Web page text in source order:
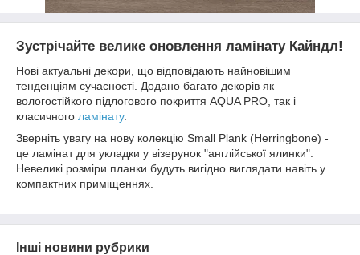
Зустрічайте велике оновлення ламінату Кайндл!
Нові актуальні декори, що відповідають найновішим
тенденціям сучасності. Додано багато декорів як
вологостійкого підлогового покриття AQUA PRO, так і
класичного ламінату.
Зверніть увагу на нову колекцію Small Plank (Herringbone) -
це ламінат для укладки у візерунок "англійської ялинки".
Невеликі розміри планки будуть вигідно виглядати навіть у
компактних приміщеннях.
Інші новини рубрики